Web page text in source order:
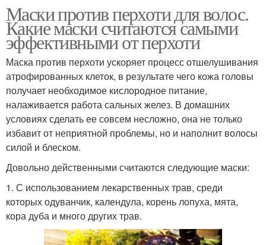
Маски против перхоти для волос.
Какие маски считаются самыми
эффективными от перхоти
Маска против перхоти ускоряет процесс отшелушивания
атрофированных клеток, в результате чего кожа головы
получает необходимое кислородное питание,
налаживается работа сальных желез. В домашних
условиях сделать ее совсем несложно, она не только
избавит от неприятной проблемы, но и наполнит волосы
силой и блеском.
Довольно действенными считаются следующие маски:
1. С использованием лекарственных трав, среди
которых одуванчик, календула, корень лопуха, мята,
кора дуба и много других трав.